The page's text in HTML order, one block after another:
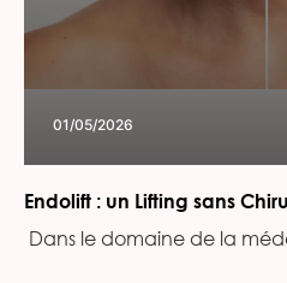
01/05/2026
Endolift : un Lifting sans
Dans le domaine de la